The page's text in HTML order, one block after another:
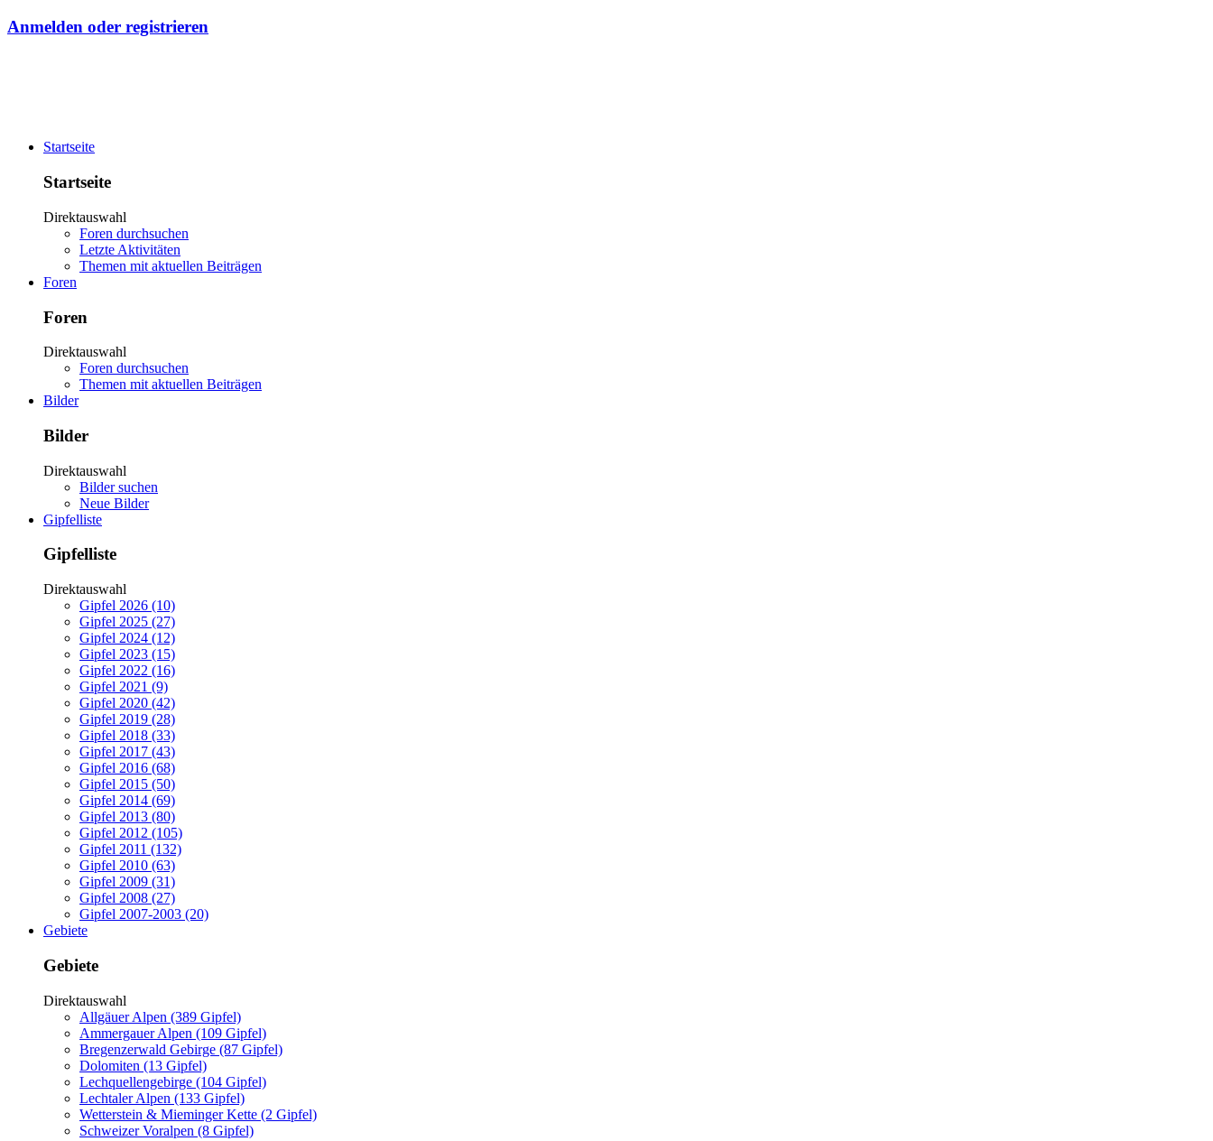
Anmelden oder registrieren
Startseite
Startseite
Direktauswahl
Foren durchsuchen
Letzte Aktivitäten
Themen mit aktuellen Beiträgen
Foren
Foren
Direktauswahl
Foren durchsuchen
Themen mit aktuellen Beiträgen
Bilder
Bilder
Direktauswahl
Bilder suchen
Neue Bilder
Gipfelliste
Gipfelliste
Direktauswahl
Gipfel 2026 (10)
Gipfel 2025 (27)
Gipfel 2024 (12)
Gipfel 2023 (15)
Gipfel 2022 (16)
Gipfel 2021 (9)
Gipfel 2020 (42)
Gipfel 2019 (28)
Gipfel 2018 (33)
Gipfel 2017 (43)
Gipfel 2016 (68)
Gipfel 2015 (50)
Gipfel 2014 (69)
Gipfel 2013 (80)
Gipfel 2012 (105)
Gipfel 2011 (132)
Gipfel 2010 (63)
Gipfel 2009 (31)
Gipfel 2008 (27)
Gipfel 2007-2003 (20)
Gebiete
Gebiete
Direktauswahl
Allgäuer Alpen (389 Gipfel)
Ammergauer Alpen (109 Gipfel)
Bregenzerwald Gebirge (87 Gipfel)
Dolomiten (13 Gipfel)
Lechquellengebirge (104 Gipfel)
Lechtaler Alpen (133 Gipfel)
Wetterstein & Mieminger Kette (2 Gipfel)
Schweizer Voralpen (8 Gipfel)